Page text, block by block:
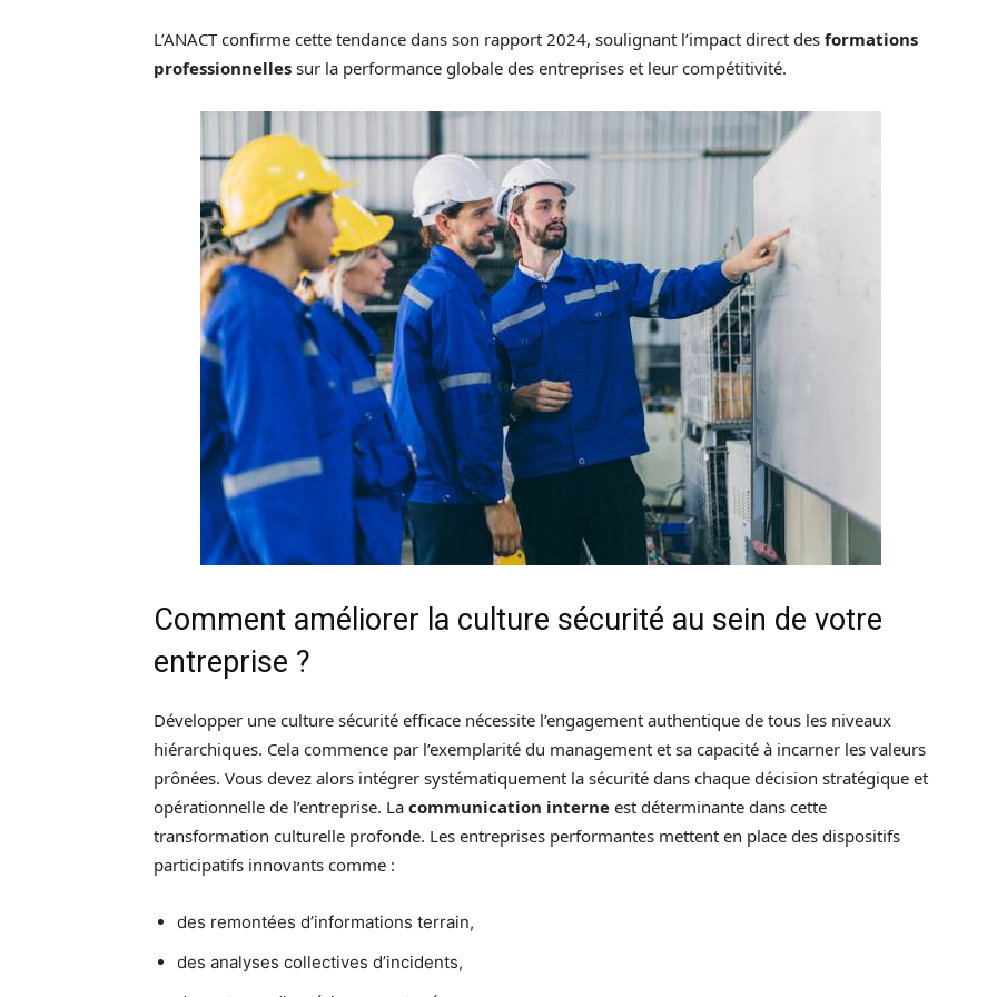
L’ANACT confirme cette tendance dans son rapport 2024, soulignant l’impact direct des formations
professionnelles sur la performance globale des entreprises et leur compétitivité.
Comment améliorer la culture sécurité au sein de votre
entreprise ?
Développer une culture sécurité efficace nécessite l’engagement authentique de tous les niveaux
hiérarchiques. Cela commence par l’exemplarité du management et sa capacité à incarner les valeurs
prônées. Vous devez alors intégrer systématiquement la sécurité dans chaque décision stratégique et
opérationnelle de l’entreprise. La communication interne est déterminante dans cette
transformation culturelle profonde. Les entreprises performantes mettent en place des dispositifs
participatifs innovants comme :
des remontées d’informations terrain,
des analyses collectives d’incidents,